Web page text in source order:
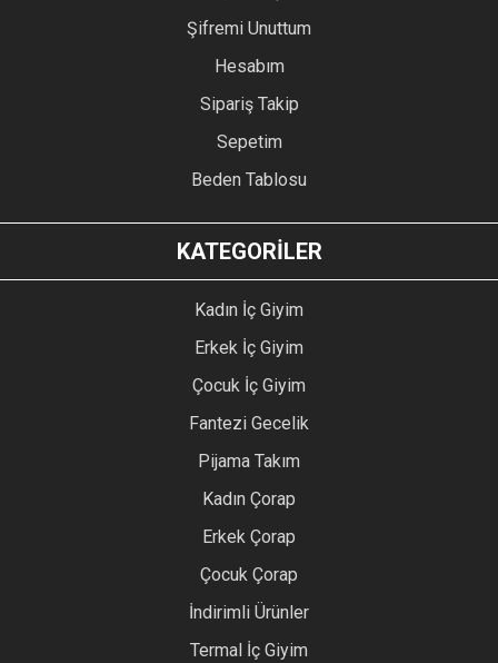
Şifremi Unuttum
Hesabım
Sipariş Takip
Sepetim
Beden Tablosu
KATEGORİLER
Kadın İç Giyim
Erkek İç Giyim
Çocuk İç Giyim
Fantezi Gecelik
Pijama Takım
Kadın Çorap
Erkek Çorap
Çocuk Çorap
İndirimli Ürünler
Termal İç Giyim